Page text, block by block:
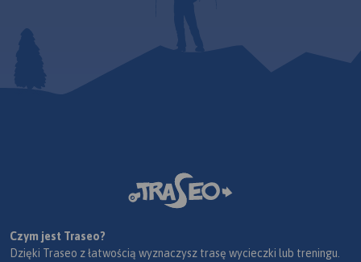
Czym jest Traseo?
Dzięki Traseo z łatwością wyznaczysz trasę wycieczki lub treningu.